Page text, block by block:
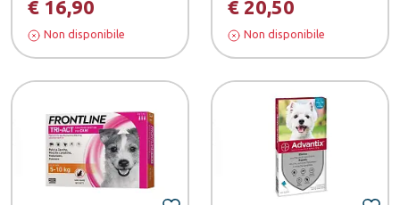
€ 16,90
Non disponibile
€ 20,50
Non disponibile